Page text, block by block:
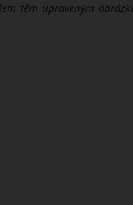
těm upraveným